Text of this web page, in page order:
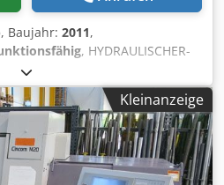
, Baujahr: 2011,
, HYDRAULISCHER-
HYDRAULIC VERTICAL
/ MADE K A S T O
NEW 2011 Schnittbereich
260 mm Schnittbereich flach B
H 260 x 260 mm Minimal zu
sawing capacity 10 mm
Sawing
Kleinanzeige